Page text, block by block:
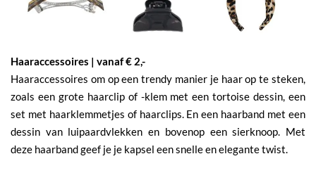
Haaraccessoires | vanaf € 2,-
Haaraccessoires om op een trendy manier je haar op te steken,
zoals een grote haarclip of -klem met een tortoise dessin, een
set met haarklemmetjes of haarclips. En een haarband met een
dessin van luipaardvlekken en bovenop een sierknoop. Met
deze haarband geef je je kapsel een snelle en elegante twist.